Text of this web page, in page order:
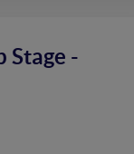
Stage -